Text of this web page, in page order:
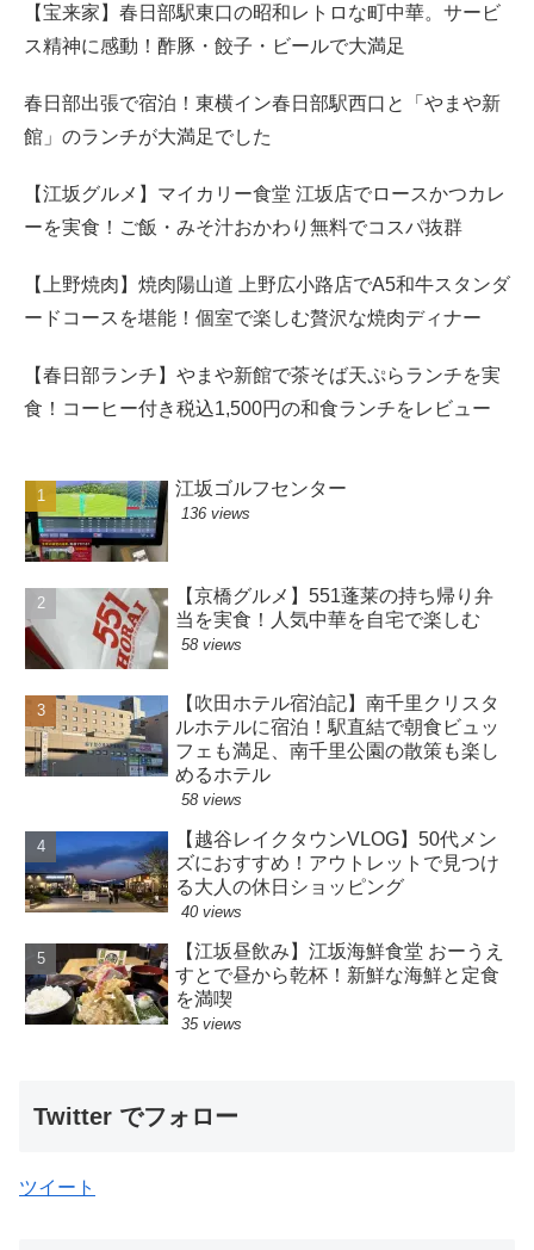
【宝来家】春日部駅東口の昭和レトロな町中華。サービ
ス精神に感動！酢豚・餃子・ビールで大満足
春日部出張で宿泊！東横イン春日部駅西口と「やまや新
館」のランチが大満足でした
【江坂グルメ】マイカリー食堂 江坂店でロースかつカレ
ーを実食！ご飯・みそ汁おかわり無料でコスパ抜群
【上野焼肉】焼肉陽山道 上野広小路店でA5和牛スタンダ
ードコースを堪能！個室で楽しむ贅沢な焼肉ディナー
【春日部ランチ】やまや新館で茶そば天ぷらランチを実
食！コーヒー付き税込1,500円の和食ランチをレビュー
江坂ゴルフセンター
136 views
【京橋グルメ】551蓬莱の持ち帰り弁
当を実食！人気中華を自宅で楽しむ
58 views
【吹田ホテル宿泊記】南千里クリスタ
ルホテルに宿泊！駅直結で朝食ビュッ
フェも満足、南千里公園の散策も楽し
めるホテル
58 views
【越谷レイクタウンVLOG】50代メン
ズにおすすめ！アウトレットで見つけ
る大人の休日ショッピング
40 views
【江坂昼飲み】江坂海鮮食堂 おーうえ
すとで昼から乾杯！新鮮な海鮮と定食
を満喫
35 views
Twitter でフォロー
ツイート